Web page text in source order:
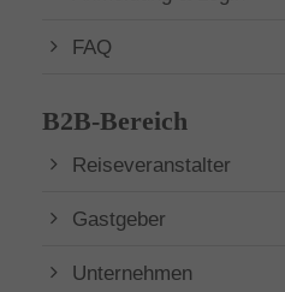
FAQ
B2B-Bereich
Reiseveranstalter
Gastgeber
Unternehmen